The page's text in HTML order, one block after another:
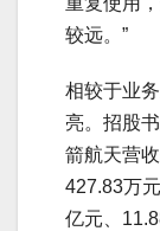
较远。”
相较于业
亮。招股
箭航天营
427.83万
亿元、